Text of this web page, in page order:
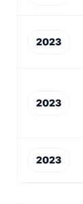
2023
2023
2023